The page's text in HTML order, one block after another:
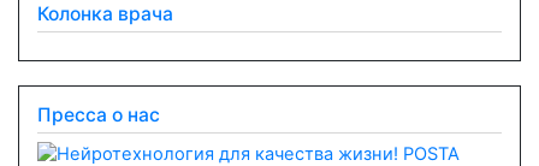
Колонка врача
Пресса о нас